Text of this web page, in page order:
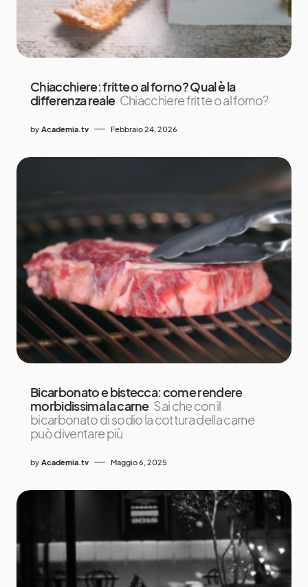
Chiacchiere: fritte o al forno? Qual è la
differenza reale Chiacchiere fritte o al forno?
by Academia.tv Febbraio 24, 2026
Bicarbonato e bistecca: come rendere
morbidissima la carne Sai che con il
bicarbonato di sodio la cottura della carne
può diventare più
by Academia.tv Maggio 6, 2025